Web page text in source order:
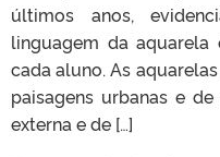
últimos anos,
linguagem da aquarela
cada aluno. As
paisagens urbanas e
externa e de […]